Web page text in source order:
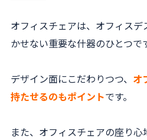
オフィスチェアは、オフィス
かせない重要な什器のひとつで
デザイン面にこだわりつつ、 オ
持たせるのもポイントです。
また、オフィスチェアの座り